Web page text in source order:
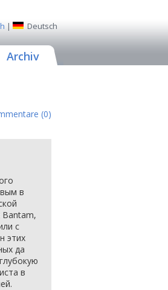
| Deutsch
Archiv
(0)
в
с
этих
да
в